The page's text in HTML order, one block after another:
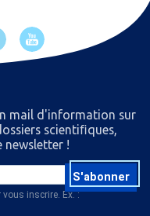
mail d'information sur
scientiﬁques,
newsletter !
S'abonner
inscrire. Ex. :